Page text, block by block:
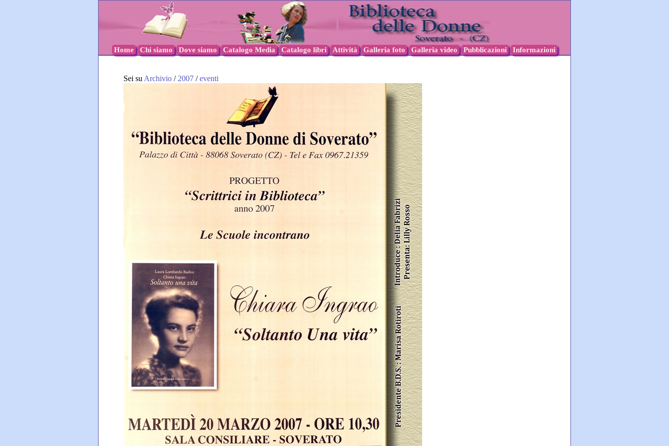
Home Chi siamo Dove siamo Catalogo Media Catalogo libri Attività Galleria foto Galleria video Pubblicazioni Informazioni
Sei su Archivio / 2007 /eventi